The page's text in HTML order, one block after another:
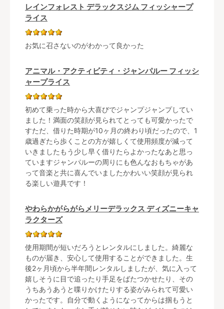
レインフォレスト デラックスジム フィッシャープ
ライス
お気に召さないのがわかって良かった
アニマル・アクティビティ・ジャンパルー フィッシ
ャープライス
初めて乗った時から大喜びでジャンプジャンプしてい
ました！満面の笑顔が見られてとっても可愛かったで
すただ、借りた時期が10ヶ月の終わり頃だったので、1
歳過ぎたら歩くことの方が嬉しくて使用頻度が減って
いきましたもう少し早く借りたらよかったなあと思っ
ていますジャンパルーの周りにも色んなおもちゃがあ
って音楽と共に喜んでいましたかわいい笑顔が見られ
る楽しい遊具です！
やわらかがらがらメリーデラックス ディズニーキャ
ラクターズ
使用期間が短いだろうとレンタルにしました。綺麗な
ものが届き、安心して使用することができました。生
後2ヶ月頃から半年間レンタルしましたが、気に入って
嬉しそうに目で追ったり手足をばたつかせたり、その
うちあうあうと喋りかけたりする姿がみられて可愛い
かったです。自分で動くようになってからは掴もうと